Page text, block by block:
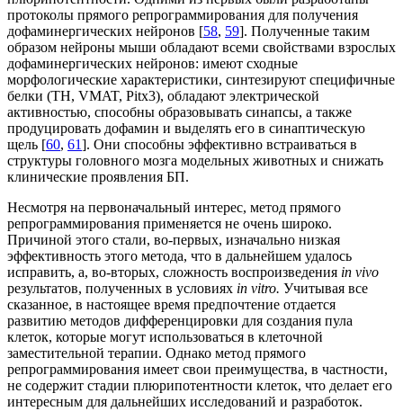
протоколы прямого репрограммирования для получения
дофаминергических нейронов [58, 59]. Полученные таким
образом нейроны мыши обладают всеми свойствами взрослых
дофаминергических нейронов: имеют сходные
морфологические характеристики, синтезируют специфичные
белки (TH, VMAT, Pitx3), обладают электрической
активностью, способны образовывать синапсы, а также
продуцировать дофамин и выделять его в синаптическую
щель [60, 61]. Они способны эффективно встраиваться в
структуры головного мозга модельных животных и снижать
клинические проявления БП.
Несмотря на первоначальный интерес, метод прямого
репрограммирования применяется не очень широко.
Причиной этого стали, во-первых, изначально низкая
эффективность этого метода, что в дальнейшем удалось
исправить, а, во-вторых, сложность воспроизведения in vivo
результатов, полученных в условиях in vitro. Учитывая все
сказанное, в настоящее время предпочтение отдается
развитию методов дифференцировки для создания пула
клеток, которые могут использоваться в клеточной
заместительной терапии. Однако метод прямого
репрограммирования имеет свои преимущества, в частности,
не содержит стадии плюрипотентности клеток, что делает его
интересным для дальнейших исследований и разработок.